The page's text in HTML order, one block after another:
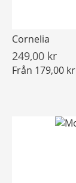
Cornelia
249,00 kr
Från 179,00 kr